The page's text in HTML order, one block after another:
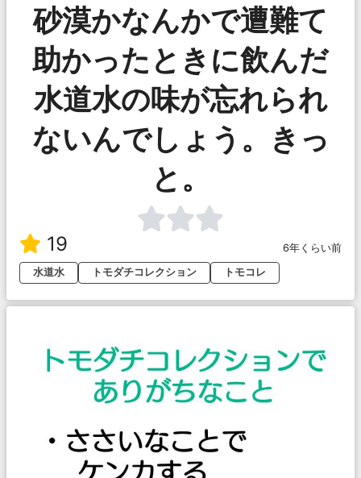
砂漠かなんかで遭難て
助かったときに飲んだ
水道水の味が忘れられ
ないんでしょう。きっ
と。
19
6年くらい前
水道水
トモダチコレクション トモコレ